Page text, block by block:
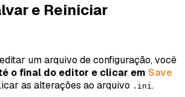
e Reiniciar
um arquivo de configuração, você
o final do editor e clicar em Save
as alterações ao arquivo .ini.